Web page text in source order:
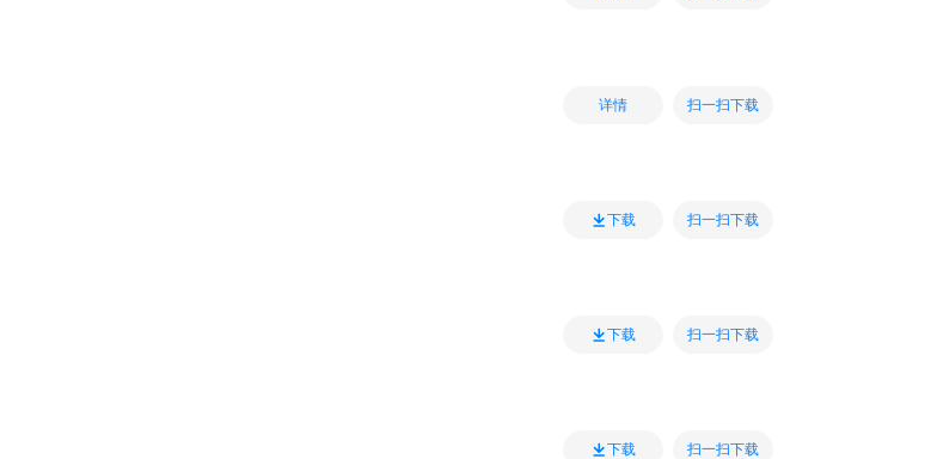
详情 扫一扫下载
下载 扫一扫下载
下载 扫一扫下载
下载 扫一扫下载